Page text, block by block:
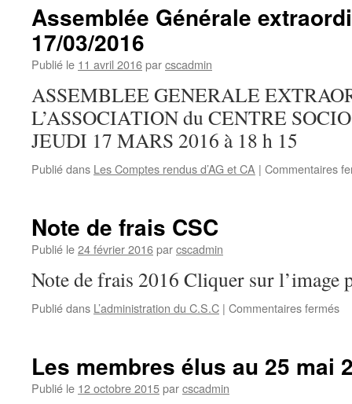
Assemblée Générale
17/03/2016
Publié le 11 avril 2016parcscadmin
ASSEMBLEE GENERALE
L’ASSOCIATION du CENTRE
JEUDI 17 MARS 2016 à 18 h 15
Publié dans Les Comptes rendus d’AG et CA | Commentaires
Note de frais CSC
Publié le24 février 2016parcscadmin
Note de frais 2016 Cliquer sur l’image
Publié dans L’administration du C.S.C | Commentaires fermés
Les membres élus au 25 mai
Publié le 12 octobre 2015parcscadmin